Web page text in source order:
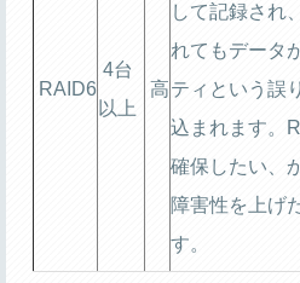
RAID6
4台
以上
高
して記録され
れてもデータ
ティという誤
込まれます。
確保したい、
障害性を上げ
す。